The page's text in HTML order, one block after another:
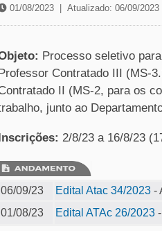
01/08/2023 Atualizado: 06/09/2023
Processo seletivo
Contratado III (MS-
II (MS-2, para os
junto ao
2/8/23 a 16/8/23
06/09/23 Edital Atac 34/2023 -
01/08/23
Edital ATAc 26/2023